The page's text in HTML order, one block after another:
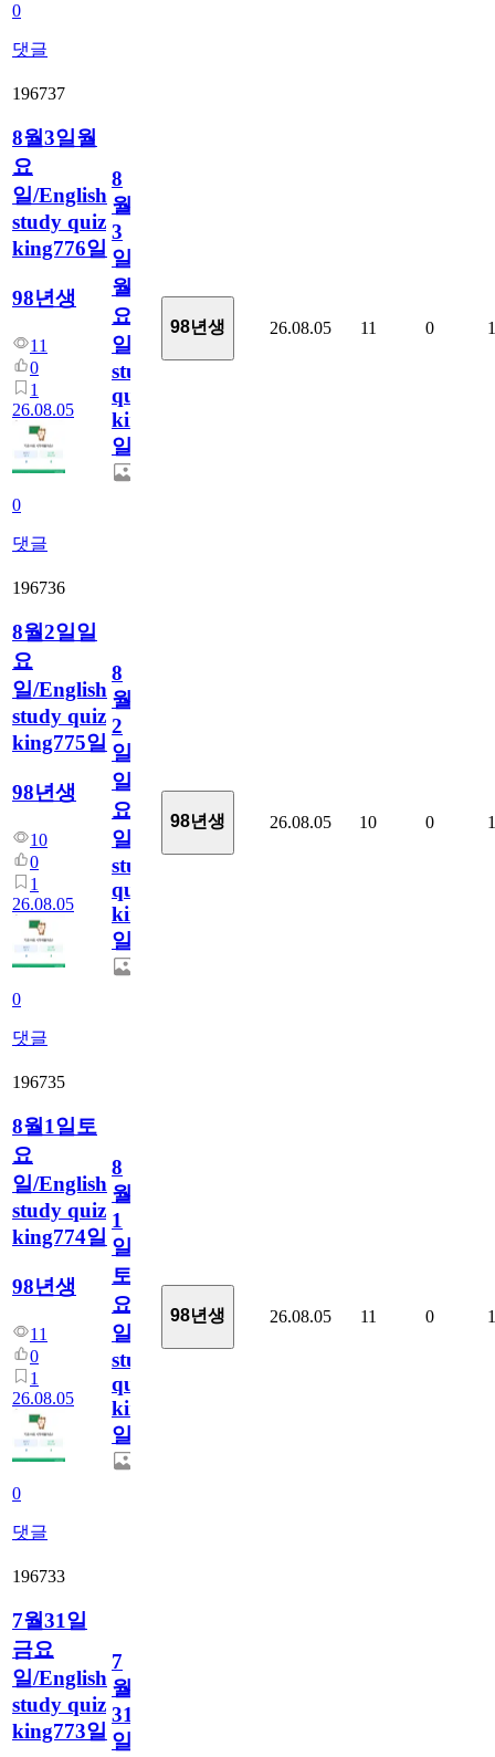
0
댓글
196737
8월3일월
요
일/English
study quiz
king776일
98년생
11
0
1
26.08.05
0
댓글
8
월
3
일
월
요
일/English
study
quiz
king776
일
98년생 26.08.05 11 0 1
196736
8월2일일
요
일/English
study quiz
king775일
98년생
10
0
1
26.08.05
0
댓글
8
월
2
일
일
요
일/English
study
quiz
king775
일
98년생 26.08.05 10 0 1
196735
8월1일토
요
일/English
study quiz
king774일
98년생
11
0
1
26.08.05
0
댓글
8
월
1
일
토
요
일/English
study
quiz
king774
일
98년생 26.08.05 11 0 1
196733
7월31일
금요
일/English
study quiz
king773일
7
월
31
일